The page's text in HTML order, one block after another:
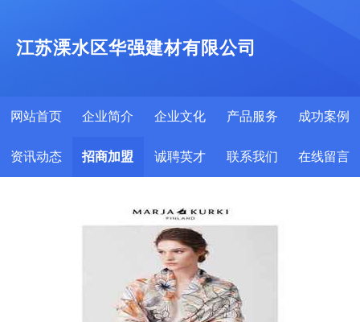
江苏溧水区华强建材有限公司
网站首页 企业简介 企业文化 产品服务 成功案例
资讯动态 招商加盟 诚聘英才 联系我们 在线留言